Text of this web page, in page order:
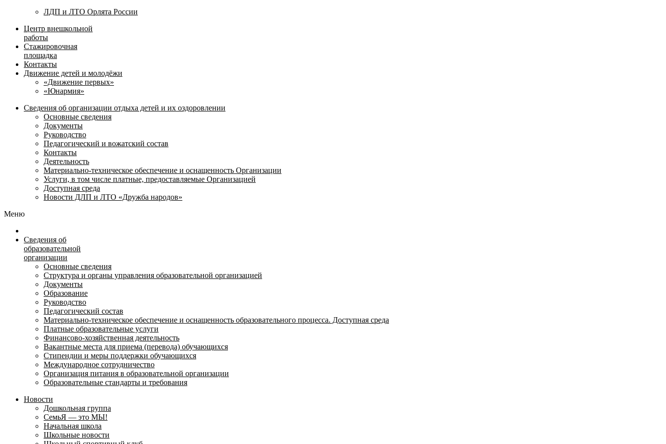
ЛДП и ЛТО Орлята России
Центр внешкольной
работы
Стажировочная
площадка
Контакты
Движение детей и молодёжи
«Движение первых»
«Юнармия»
Сведения об организации отдыха детей и их оздоровлении
Основные сведения
Документы
Руководство
Педагогический и вожатский состав
Контакты
Деятельность
Материально-техническое обеспечение и оснащенность Организации
Услуги, в том числе платные, предоставляемые Организацией
Доступная среда
Новости ДЛП и ЛТО «Дружба народов»
Меню
Сведения об
образовательной
организации
Основные сведения
Структура и органы управления образовательной организацией
Документы
Образование
Руководство
Педагогический состав
Материально-техническое обеспечение и оснащенность образовательного процесса. Доступная среда
Платные образовательные услуги
Финансово-хозяйственная деятельность
Вакантные места для приема (перевода) обучающихся
Стипендии и меры поддержки обучающихся
Международное сотрудничество
Организация питания в образовательной организации
Образовательные стандарты и требования
Новости
Дошкольная группа
СемьЯ — это МЫ!
Начальная школа
Школьные новости